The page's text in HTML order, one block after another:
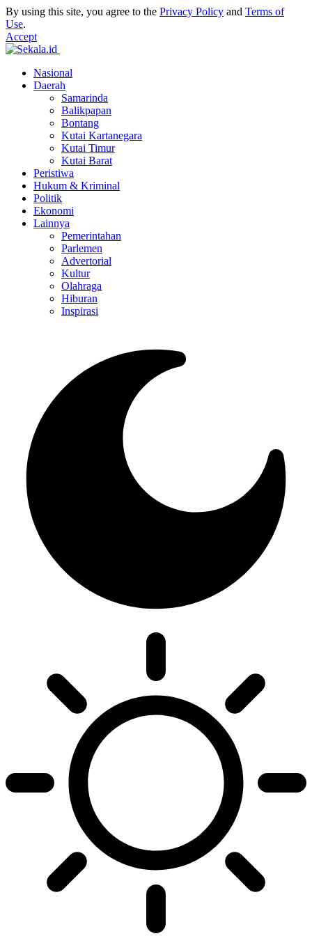
By using this site, you agree to the Privacy Policy and Terms of
Use.
Accept
Nasional
Daerah
Samarinda
Balikpapan
Bontang
Kutai Kartanegara
Kutai Timur
Kutai Barat
Peristiwa
Hukum & Kriminal
Politik
Ekonomi
Lainnya
Pemerintahan
Parlemen
Advertorial
Kultur
Olahraga
Hiburan
Inspirasi